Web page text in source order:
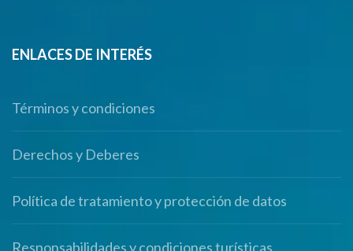
ENLACES DE INTERÉS
Términos y condiciones
Derechos y Deberes
Política de tratamiento y protección de datos
Responsabilidades y condiciones turísticas